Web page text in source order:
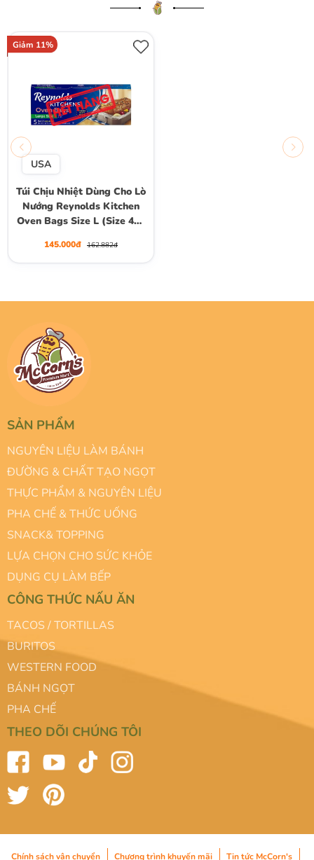
Giảm 11%
USA
Túi Chịu Nhiệt Dùng Cho Lò
Nướng Reynolds Kitchen
Oven Bags Size L (Size 406
145.000đ 162.882đ
SẢN PHẨM
NGUYÊN LIỆU LÀM BÁNH
ĐƯỜNG & CHẤT TẠO NGỌT
THỰC PHẨM & NGUYÊN LIỆU
PHA CHẾ & THỨC UỐNG
SNACK& TOPPING
LỰA CHỌN CHO SỨC KHỎE
DỤNG CỤ LÀM BẾP
CÔNG THỨC NẤU ĂN
TACOS / TORTILLAS
BURITOS
WESTERN FOOD
BÁNH NGỌT
PHA CHẾ
THEO DÕI CHÚNG TÔI
Chính sách vận chuyển Chương trình khuyến mãi Tin tức McCorn's